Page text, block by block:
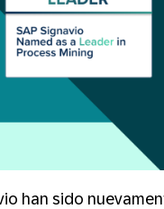
han sido